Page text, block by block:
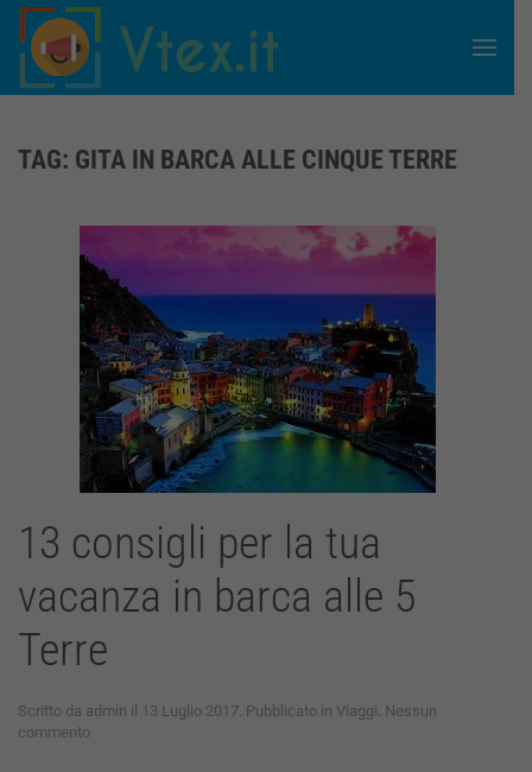
Skip to main content
TAG: GITA IN BARCA ALLE CINQUE TERRE
13 consigli per la tua
vacanza in barca alle 5
Terre
Scritto da admin il 13 Luglio 2017. Pubblicato in Viaggi. Nessun
commentosu